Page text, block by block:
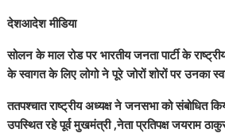
देशआदेश मीडिया
सोलन के माल रोड पर भारतीय जनता पार्टी के
के स्वागत के लिए लोगो ने पूरे जोरों शोरों पर उनका
ततपश्चात राष्ट्रीय अध्यक्ष ने जनसभा को संबोधित
उपस्थित रहे पूर्व मुखमंत्री ,नेता प्रतिपक्ष जयराम